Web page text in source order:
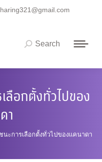
Search:
Search
ลือกตั้งทั่วไปของ
า
นะการเลือกตั้งทั่วไปของแคนาดา